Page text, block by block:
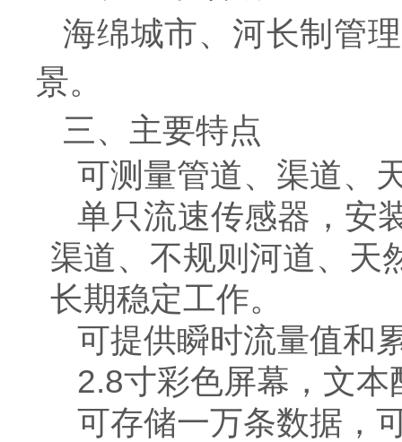
海绵城市、河长制管
景。
三、主要特点
可测量管道、渠道、
单只流速传感器，安
渠道、不规则河道、天
长期稳定工作。
可提供瞬时流量值和
2.8寸彩色屏幕，文
可存储一万条数据，